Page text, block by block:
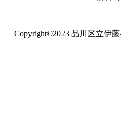
Copyright©2023 品川区立伊